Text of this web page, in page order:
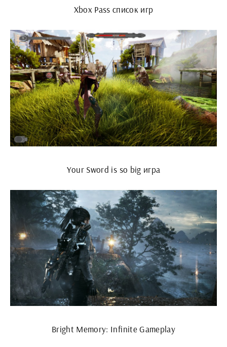
Xbox Pass список игр
Your Sword is so big игра
Bright Memory: Infinite Gameplay